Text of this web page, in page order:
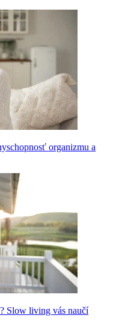
organizmu a
Slow living vás naučí